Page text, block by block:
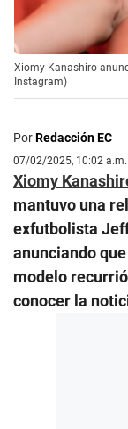
Xiomy Kanashiro
Instagram)
PorRedacción EC
07/02/2025, 10:02 a.m.
Xiomy
mantuvo una
exfutbolista
anunciando
modelo
conocer la